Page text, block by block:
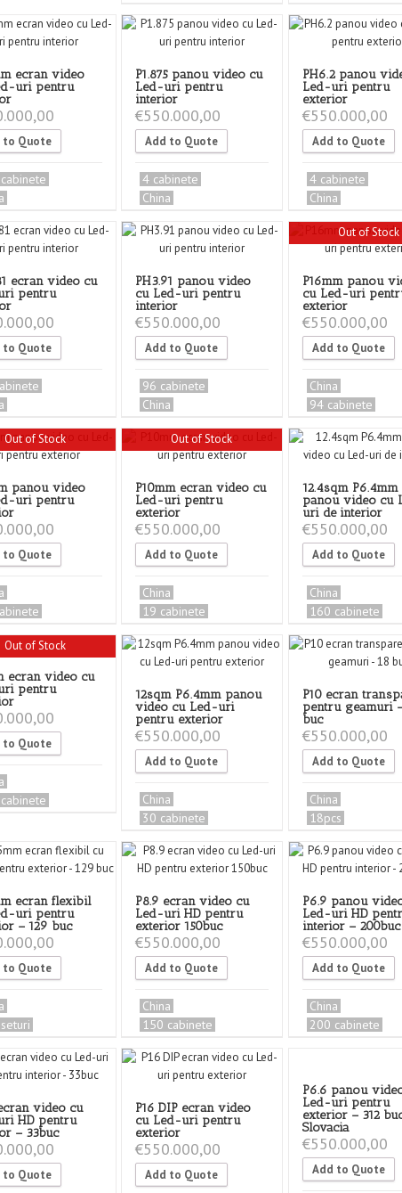
ecran video
uri pentru
to Quote
P1.875 panou video cu
Led-uri pentru
interior
€550.000,00
Add to Quote
4 cabinete
China
PH6.2 panou
Led-uri pentru
exterior
€550.000,00
Add to Quote
4 cabinete
China
ecran video cu
pentru
to Quote
PH3.91 panou video
cu Led-uri pentru
interior
€550.000,00
Add to Quote
96 cabinete
China
Out of Stock
P16mm panou
cu Led-uri
exterior
€550.000,00
Add to Quote
China
94 cabinete
Out of Stock
panou video
uri pentru
to Quote
Out of Stock
P10mm ecran video cu
Led-uri pentru
exterior
€550.000,00
Add to Quote
China
19 cabinete
12.4sqm P6.4mm
panou video cu
uri de interior
€550.000,00
Add to Quote
China
160 cabinete
Out of Stock
ecran video cu
pentru
to Quote
12sqm P6.4mm panou
video cu Led-uri
pentru exterior
€550.000,00
Add to Quote
China
30 cabinete
P10 ecran
pentru geamuri
buc
€550.000,00
Add to Quote
China
18pcs
ecran flexibil
uri pentru
– 129 buc
to Quote
P8.9 ecran video cu
Led-uri HD pentru
exterior 150buc
€550.000,00
Add to Quote
China
150 cabinete
P6.9 panou
Led-uri HD
interior – 200buc
€550.000,00
Add to Quote
China
200 cabinete
video cu
HD pentru
– 33buc
to Quote
P16 DIP ecran video
cu Led-uri pentru
exterior
€550.000,00
Add to Quote
P6.6 panou
Led-uri pentru
exterior – 312
Slovacia
€550.000,00
Add to Quote